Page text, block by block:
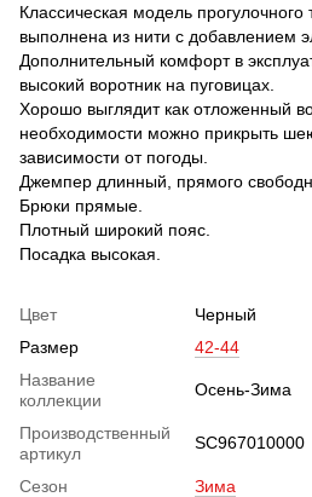
Классическая модель прогулочного
выполнена из нити с добавлением
Дополнительный комфорт в
высокий воротник на пуговицах.
Хорошо выглядит как отложенный
необходимости можно прикрыть
зависимости от погоды.
Джемпер длинный, прямого
Брюки прямые.
Плотный широкий пояс.
Посадка высокая.
Цвет
Черный
Размер
42-44
Название
коллекции
Осень-Зима
Производственный
артикул
SC967010000
Сезон
Зима